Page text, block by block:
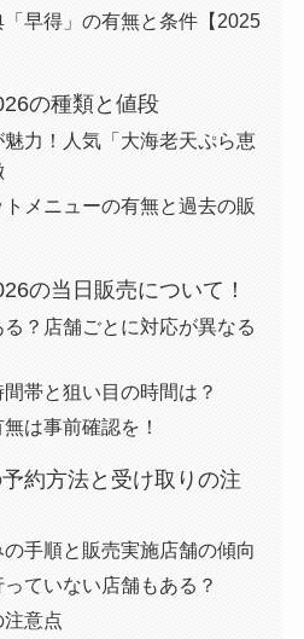
早得」の有無と条件【2025
の種類と値段
力！人気「大海老天ぷら恵
メニューの有無と過去の販
の当日販売について！
？店舗ごとに対応が異なる
帯と狙い目の時間は？
は事前確認を！
約方法と受け取りの注
手順と販売実施店舗の傾向
ていない店舗もある？
意点